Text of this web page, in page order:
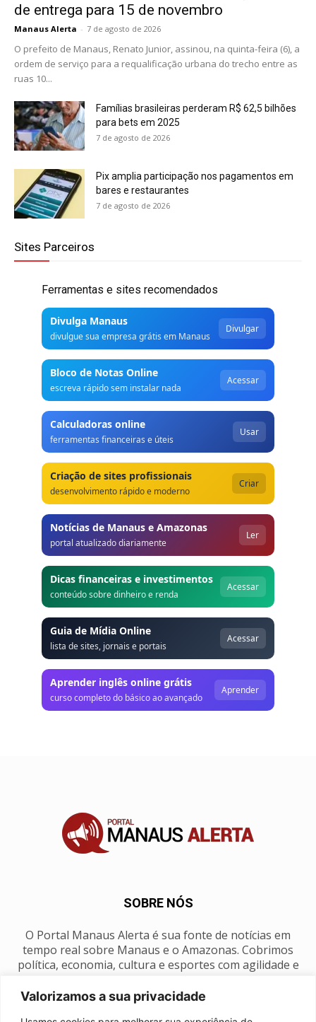
Valorizamos a sua privacidade
de entrega para 15 de novembro
Manaus Alerta - 7 de agosto de 2026
O prefeito de Manaus, Renato Junior, assinou, na quinta-feira (6), a
ordem de serviço para a requalificação urbana do trecho entre as
ruas 10...
Famílias brasileiras perderam R$ 62,5 bilhões
para bets em 2025
7 de agosto de 2026
Pix amplia participação nos pagamentos em
bares e restaurantes
7 de agosto de 2026
Sites Parceiros
Ferramentas e sites recomendados
Divulga Manaus
divulgue sua empresa grátis em Manaus
Divulgar
Bloco de Notas Online
escreva rápido sem instalar nada
Acessar
Calculadoras online
ferramentas financeiras e úteis
Usar
Criação de sites profissionais
desenvolvimento rápido e moderno
Criar
Notícias de Manaus e Amazonas
portal atualizado diariamente
Ler
Dicas financeiras e investimentos
conteúdo sobre dinheiro e renda
Acessar
Guia de Mídia Online
lista de sites, jornais e portais
Acessar
Aprender inglês online grátis
curso completo do básico ao avançado
Aprender
SOBRE NÓS
O Portal Manaus Alerta é sua fonte de notícias em
tempo real sobre Manaus e o Amazonas. Cobrimos
política, economia, cultura e esportes com agilidade e